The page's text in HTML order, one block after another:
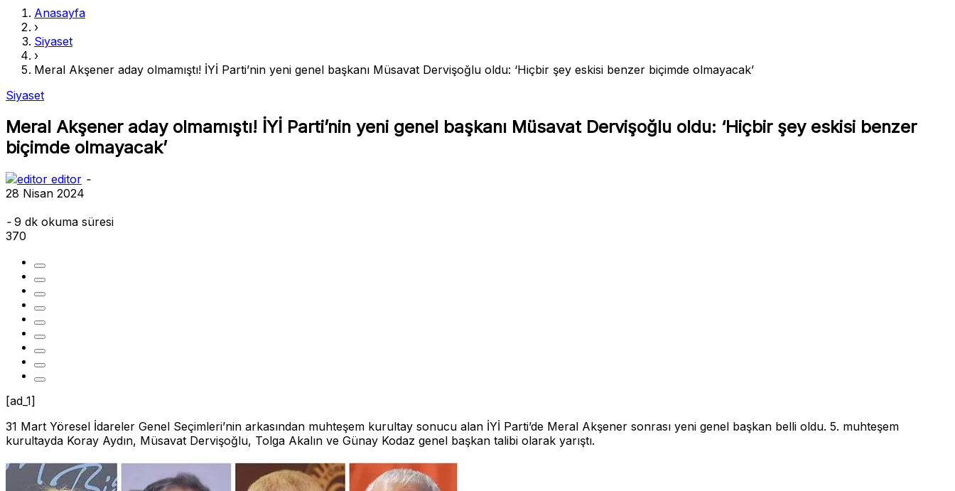
Anasayfa
›
Siyaset
›
Meral Akşener aday olmamıştı! İYİ Parti’nin yeni genel başkanı Müsavat Dervişoğlu oldu: ‘Hiçbir şey eskisi benzer biçimde olmayacak’
Siyaset
Meral Akşener aday olmamıştı! İYİ Parti’nin yeni genel başkanı Müsavat Dervişoğlu oldu: ‘Hiçbir şey eskisi benzer
biçimde olmayacak’
editor -
28 Nisan 2024
-9 dk okuma süresi
370
[ad_1]
31 Mart Yöresel İdareler Genel Seçimleri’nin arkasından muhteşem kurultay sonucu alan İYİ Parti’de Meral Akşener sonrası yeni genel başkan belli oldu. 5. muhteşem
kurultayda Koray Aydın, Müsavat Dervişoğlu, Tolga Akalın ve Günay Kodaz genel başkan talibi olarak yarıştı.